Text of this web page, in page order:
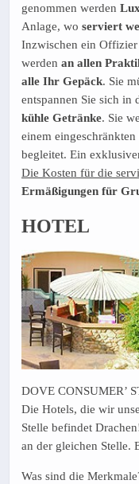
genommen werden
Anlage, wo serviert
Inzwischen ein Offizier
werden an allen
alle Ihr Gepäck. Sie
entspannen Sie sich in
kühle Getränke. Sie
einem
begleitet. Ein
Die Kosten für die
Ermäßigungen für
HOTEL
DOVE CONSUMER’
Die Hotels, die wir
Stelle befindet
an der gleichen Stelle.
Was sind die